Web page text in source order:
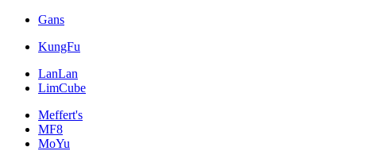
Gans
KungFu
LanLan
LimCube
Meffert's
MF8
MoYu